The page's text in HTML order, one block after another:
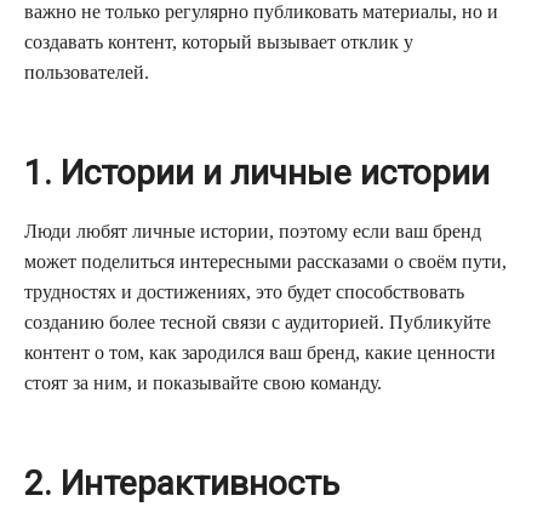
важно не только регулярно публиковать материалы, но и
создавать контент, который вызывает отклик у
пользователей.
1. Истории и личные истории
Люди любят личные истории, поэтому если ваш бренд
может поделиться интересными рассказами о своём пути,
трудностях и достижениях, это будет способствовать
созданию более тесной связи с аудиторией. Публикуйте
контент о том, как зародился ваш бренд, какие ценности
стоят за ним, и показывайте свою команду.
2. Интерактивность